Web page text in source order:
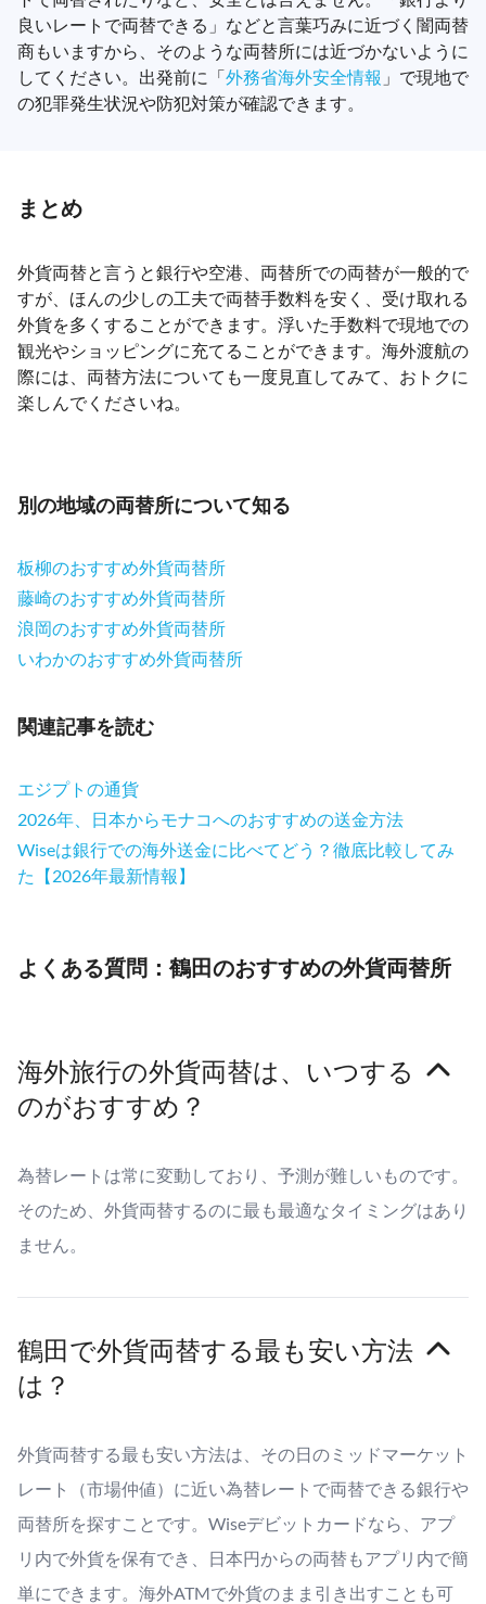
良いレートで両替できる」などと言葉巧みに近づく闇両替
商もいますから、そのような両替所には近づかないように
してください。出発前に「外務省海外安全情報 」で現地で
の犯罪発生状況や防犯対策が確認できます。
まとめ
外貨両替と言うと銀行や空港、両替所での両替が一般的で
すが、ほんの少しの工夫で両替手数料を安く、受け取れる
外貨を多くすることができます。浮いた手数料で現地での
観光やショッピングに充てることができます。海外渡航の
際には、両替方法についても一度見直してみて、おトクに
楽しんでくださいね。
別の地域の両替所について知る
板柳のおすすめ外貨両替所
藤崎のおすすめ外貨両替所
浪岡のおすすめ外貨両替所
いわかのおすすめ外貨両替所
関連記事を読む
エジプトの通貨
2026年、日本からモナコへのおすすめの送金方法
Wiseは銀行での海外送金に比べてどう？徹底比較してみ
た【2026年最新情報】
よくある質問：鶴田のおすすめの外貨両替所
海外旅行の外貨両替は、いつする
のがおすすめ？
為替レートは常に変動しており、予測が難しいものです。
そのため、外貨両替するのに最も最適なタイミングはあり
ません。
鶴田で外貨両替する最も安い方法
は？
外貨両替する最も安い方法は、その日のミッドマーケット
レート（市場仲値）に近い為替レートで両替できる銀行や
両替所を探すことです。Wiseデビットカードなら、アプ
リ内で外貨を保有でき、日本円からの両替もアプリ内で簡
単にできます。海外ATMで外貨のまま引き出すことも可